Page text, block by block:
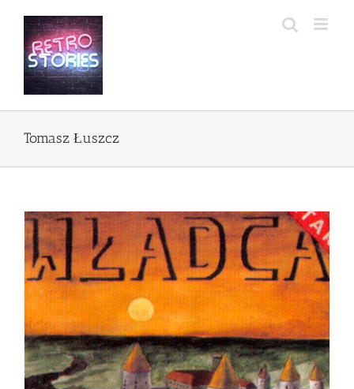
zawartości
Tomasz Łuszcz